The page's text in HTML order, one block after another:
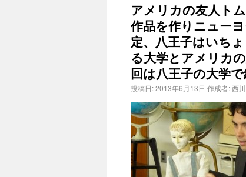
アメリカの友人ト
作品を作りニュー
定、八王子はいち
る大学とアメリカ
回は八王子の大学
投稿日:2013年6月13日 作成者:西